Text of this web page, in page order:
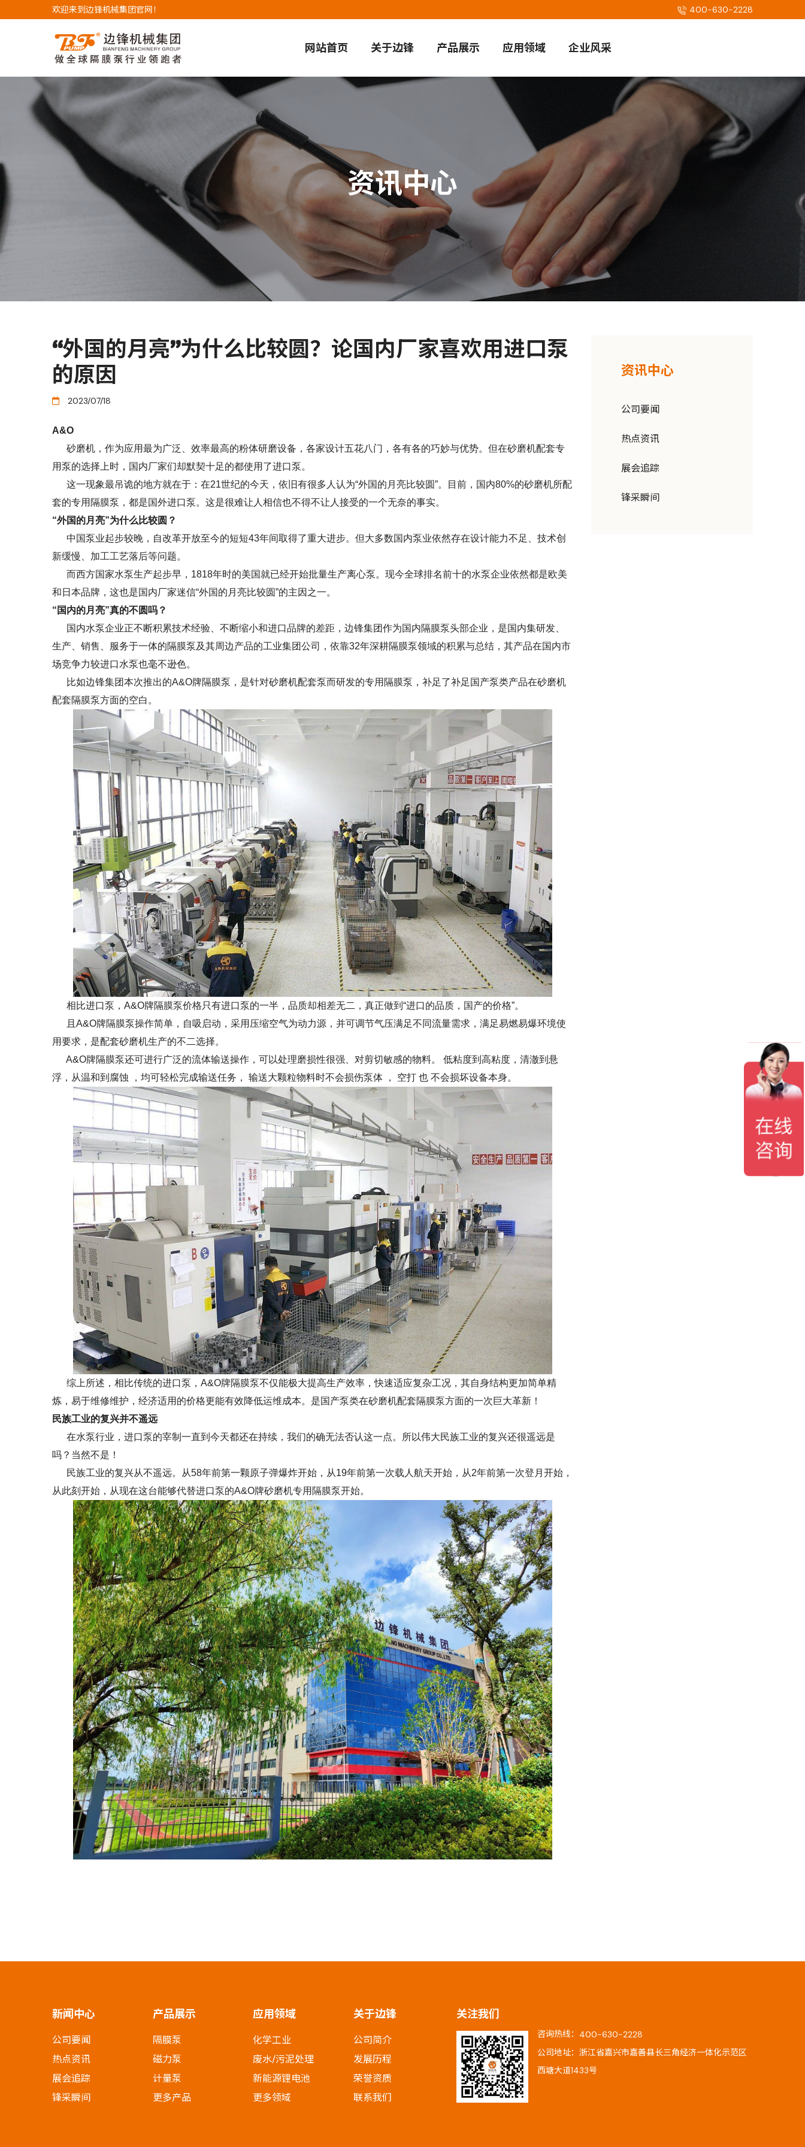
欢迎来到边锋机械集团官网！ 400-630-2228
网站首页 关于边锋 产品展示 应用领域 企业风采
资讯中心
“外国的月亮”为什么比较圆？论国内厂家喜欢用进口泵
的原因
2023/07/18
A&O
砂磨机，作为应用最为广泛、效率最高的粉体研磨设备，各家设计五花八门，各有各的巧妙与优势。但在砂磨机配套专
用泵的选择上时，国内厂家们却默契十足的都使用了进口泵。
这一现象最吊诡的地方就在于：在21世纪的今天，依旧有很多人认为“外国的月亮比较圆”。目前，国内80%的砂磨机所配
套的专用隔膜泵，都是国外进口泵。这是很难让人相信也不得不让人接受的一个无奈的事实。
“外国的月亮”为什么比较圆？
中国泵业起步较晚，自改革开放至今的短短43年间取得了重大进步。但大多数国内泵业依然存在设计能力不足、技术创
新缓慢、加工工艺落后等问题。
而西方国家水泵生产起步早，1818年时的美国就已经开始批量生产离心泵。现今全球排名前十的水泵企业依然都是欧美
和日本品牌，这也是国内厂家迷信“外国的月亮比较圆”的主因之一。
“国内的月亮”真的不圆吗？
国内水泵企业正不断积累技术经验、不断缩小和进口品牌的差距，边锋集团作为国内隔膜泵头部企业，是国内集研发、
生产、销售、服务于一体的隔膜泵及其周边产品的工业集团公司
，依靠32年深耕隔膜泵领域的积累与总结，其产品在国内市
场竞争力较进口水泵也毫不逊色。
比如边锋集团本次推出的A&O牌隔膜泵，是针对砂磨机配套泵而研发的专用隔膜泵，补足了补足国产泵类产品在砂磨机
配套隔膜泵方面的空白。
相比进口泵，A&O牌隔膜泵价格只有进口泵的一半，品质却相差无二，真正做到“进口的品质，国产的价格”。
且A&O牌隔膜泵操作简单，自吸启动，采用压缩空气为动力源，并可调节气压满足不同流量需求，满足易燃易爆环境使
用要求，是配套砂磨机生产的不二选择。
A&O牌隔膜泵还可进行广泛的流体输送操作，可以处理磨损性很强、对剪切敏感的物料。 低粘度到高粘度，清澈到悬
浮，从温和到腐蚀 ，均可轻松完成输送任务， 输送大颗粒物料时不会损伤泵体 ， 空打 也 不会损坏设备本身。
综上所述，相比传统的进口泵，A&O牌隔膜泵不仅能极大提高生产效率，快速适应复杂工况，其自身结构更加简单精
炼，易于维修维护，经济适用的价格更能有效降低运维成本。是国产泵类在砂磨机配套隔膜泵方面的一次巨大革新！
民族工业的复兴并不遥远
在水泵行业，进口泵的宰制一直到今天都还在持续，我们的确无法否认这一点。所以伟大民族工业的复兴还很遥远是
吗？当然不是！
民族工业的复兴从不遥远。从58年前第一颗原子弹爆炸开始，从19年前第一次载人航天开始，从2年前第一次登月开始，
从此刻开始，从现在这台能够代替进口泵的A&O牌砂磨机专用隔膜泵开始。
资讯中心
公司要闻
热点资讯
展会追踪
锋采瞬间
新闻中心
公司要闻
热点资讯
展会追踪
锋采瞬间
产品展示
隔膜泵
磁力泵
计量泵
更多产品
应用领域
化学工业
废水/污泥处理
新能源锂电池
更多领域
关于边锋
公司简介
发展历程
荣誉资质
联系我们
关注我们
咨询热线： 400-630-2228
公司地址：浙江省嘉兴市嘉善县长三角经济一体化示范区
西塘大道1433号